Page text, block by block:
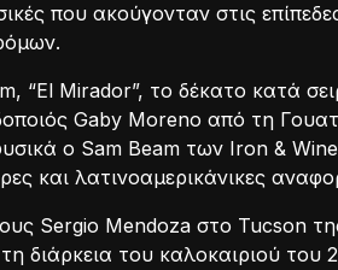
που ακούγονταν στις
“El Mirador”, το δέκατο κατά
Gaby Moreno από τη
ο Sam Beam των Iron &
και λατινοαμερικάνικες
Sergio Mendoza στο Tucson
διάρκεια του καλοκαιριού του